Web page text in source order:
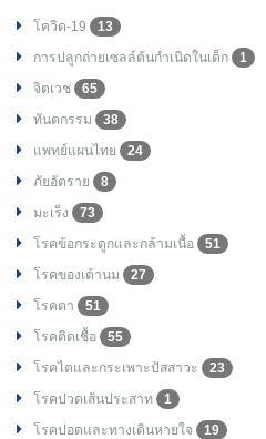
โควิด-19
13
การปลูกถ่ายเซลล์ต้นกำเนิดในเด็ก
1
จิตเวช
65
ทันตกรรม
38
แพทย์แผนไทย
24
ภัยอัตราย
8
มะเร็ง
73
โรคข้อกระดูกและกล้ามเนื้อ
51
โรคของเต้านม
27
โรคตา
51
โรคติดเชื้อ
55
โรคไตและกระเพาะปัสสาวะ
23
โรคปวดเส้นประสาท
1
โรคปอดและทางเดินหายใจ
19